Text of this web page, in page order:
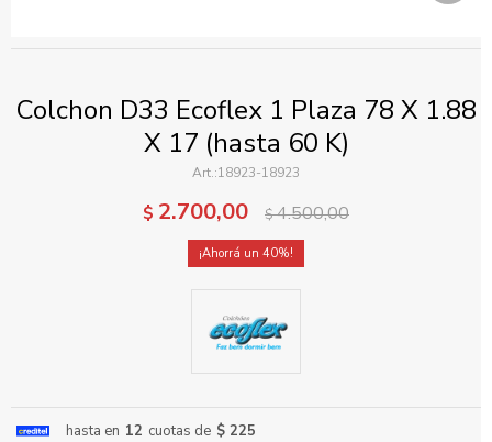
Colchon D33 Ecoflex 1 Plaza 78 X 1.88
X 17 (hasta 60 K)
18923-18923
$ 2.700,00 $4.500,00
40
hasta en 12 cuotas de $ 225